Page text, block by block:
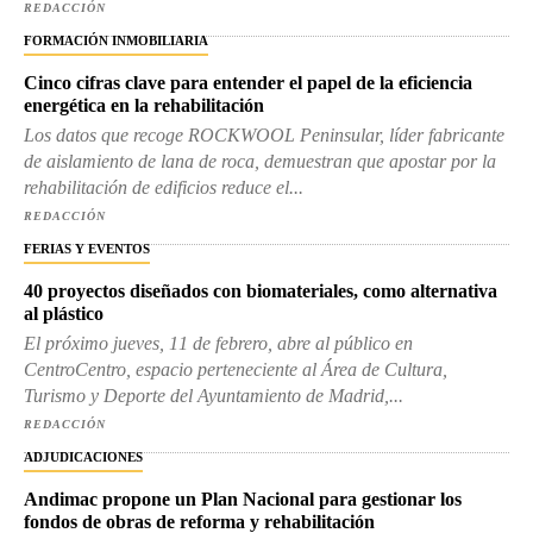
REDACCIÓN
FORMACIÓN INMOBILIARIA
Cinco cifras clave para entender el papel de la eficiencia
energética en la rehabilitación
Los datos que recoge ROCKWOOL Peninsular, líder fabricante
de aislamiento de lana de roca, demuestran que apostar por la
rehabilitación de edificios reduce el...
REDACCIÓN
FERIAS Y EVENTOS
40 proyectos diseñados con biomateriales, como alternativa
al plástico
El próximo jueves, 11 de febrero, abre al público en
CentroCentro, espacio perteneciente al Área de Cultura,
Turismo y Deporte del Ayuntamiento de Madrid,...
REDACCIÓN
ADJUDICACIONES
Andimac propone un Plan Nacional para gestionar los
fondos de obras de reforma y rehabilitación